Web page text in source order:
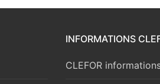
INFORMATIONS
CLEFOR